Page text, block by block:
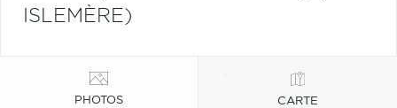
ISLEMÈRE)
PHOTOS CARTE